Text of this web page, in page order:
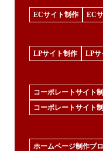
ECサイト制作 EC
LPサイト制作 LPサ
コーポレートサイト
コーポレートサイト
ホームページ制作ブ